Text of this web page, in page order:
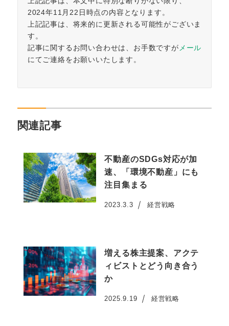
2024年11月22日時点の内容となります。
上記記事は、将来的に更新される可能性がございま
す。
記事に関するお問い合わせは、お手数ですが メール
にてご連絡をお願いいたします。
関連記事
不動産のSDGs対応が加
速、「環境不動産」にも
注目集まる
投稿日
2023.3.3 経営戦略
増える株主提案、アクテ
ィビストとどう向き合う
か
投稿日
2025.9.19 経営戦略